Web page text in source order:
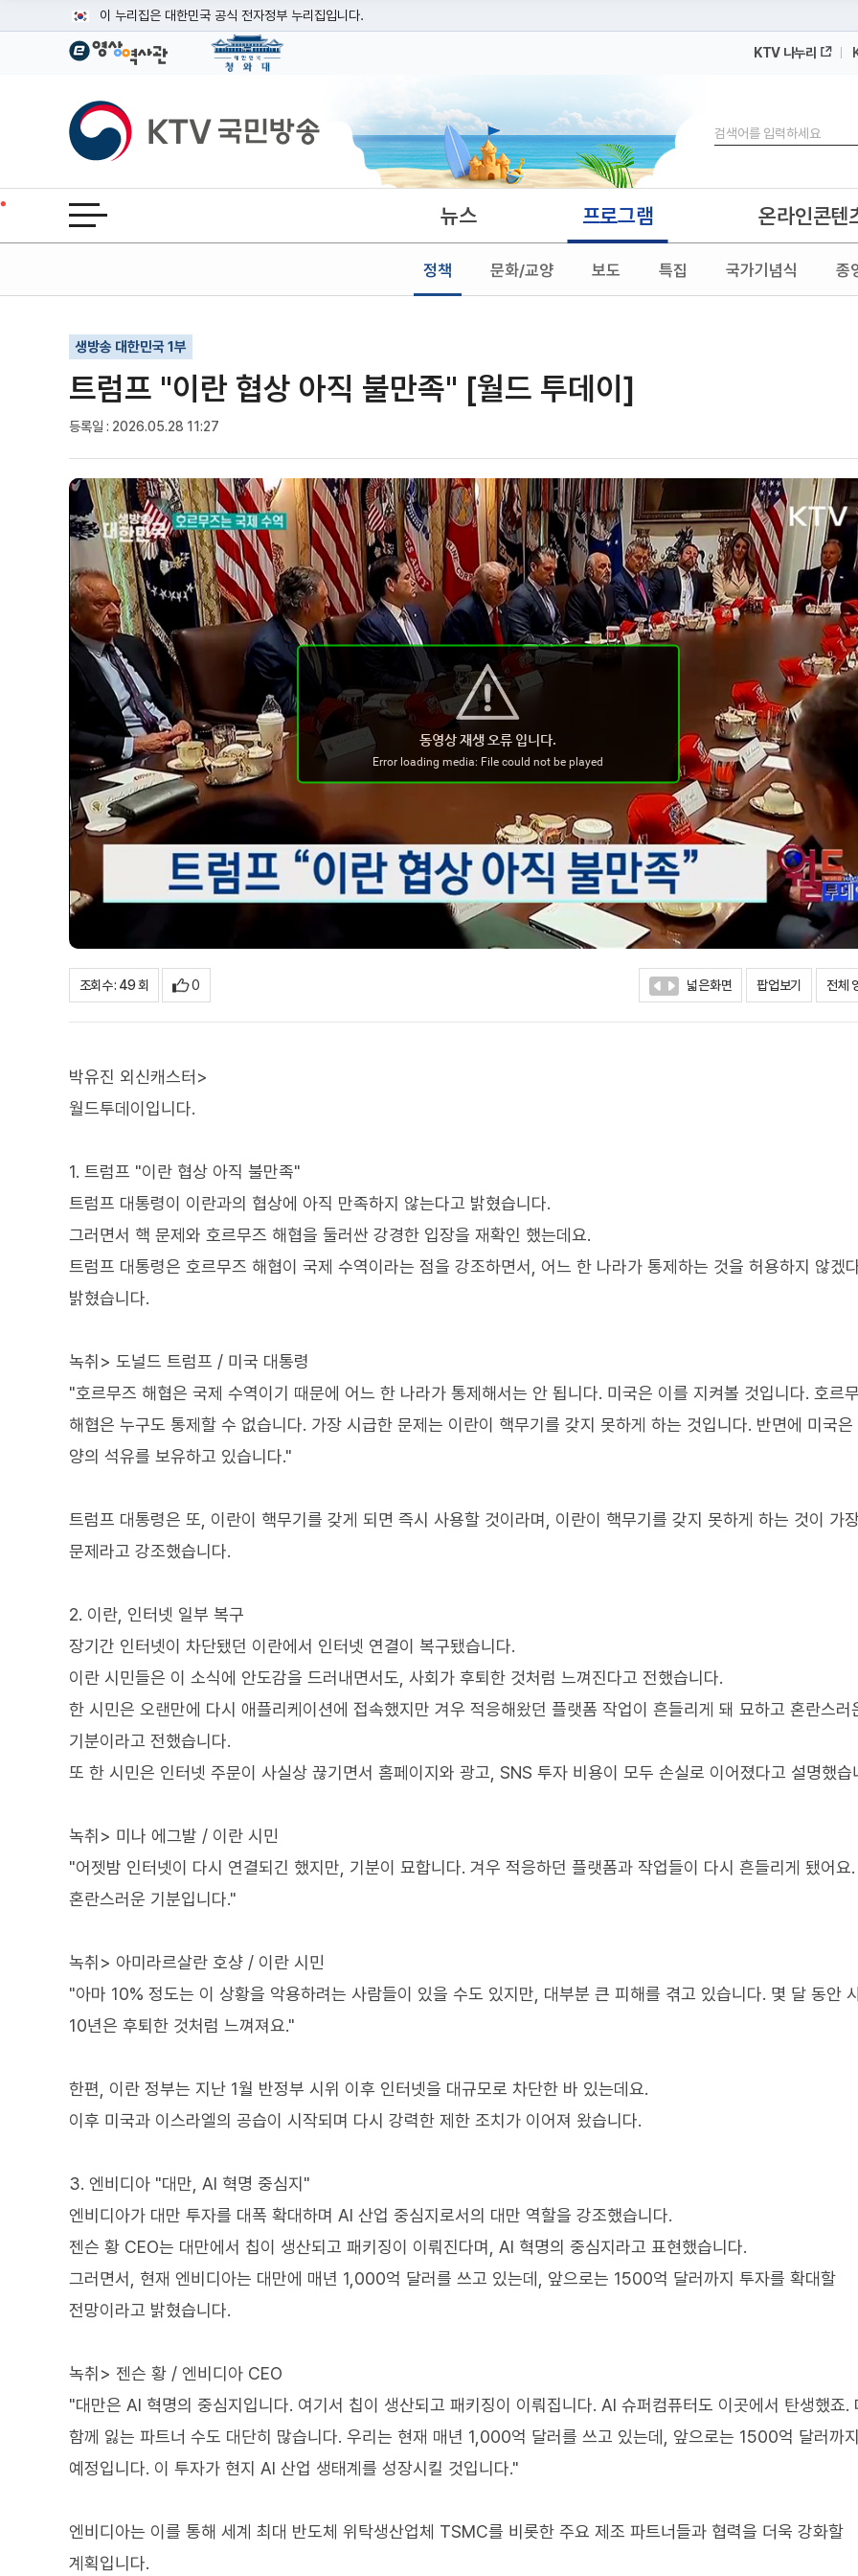
이 누리집은 대한민국 공식 전자정부 누리집입니다.
공식 누리집 주소 확인하기
이밖에 or.kr 또는 .kr등 다른 도메인 주소를 사용하고 있다면 아래 URL에서 도메인 주소를 확인해 보세요
운영중인 공식 누리집보기
KTV 나누리
KTV국민방송
검색
전체메뉴 열기 뉴스 프로그램
정책 문화/교양 보도 특집 국가기념식 종
온라인콘텐
생방송 대한민국 1부
트럼프 "이란 협상 아직 불만족" [월드 투데이]
등록일 : 2026.05.28 11:27
기사인쇄
글자확대
글자축소
조회수 : 49 회 0 넓은화면 팝업보기 전체
박유진 외신캐스터>
월드투데이입니다.
1. 트럼프 "이란 협상 아직 불만족"
트럼프 대통령이 이란과의 협상에 아직 만족하지 않는다고 밝혔습니다.
그러면서 핵 문제와 호르무즈 해협을 둘러싼 강경한 입장을 재확인 했는데요.
트럼프 대통령은 호르무즈 해협이 국제 수역이라는 점을 강조하면서, 어느 한 나라가 통제하는 것을 허용하지 않겠
밝혔습니다.
녹취> 도널드 트럼프 / 미국 대통령
"호르무즈 해협은 국제 수역이기 때문에 어느 한 나라가 통제해서는 안 됩니다. 미국은 이를 지켜볼 것입니다. 호르
해협은 누구도 통제할 수 없습니다. 가장 시급한 문제는 이란이 핵무기를 갖지 못하게 하는 것입니다. 반면에 미국은
양의 석유를 보유하고 있습니다."
트럼프 대통령은 또, 이란이 핵무기를 갖게 되면 즉시 사용할 것이라며, 이란이 핵무기를 갖지 못하게 하는 것이 가
문제라고 강조했습니다.
2. 이란, 인터넷 일부 복구
장기간 인터넷이 차단됐던 이란에서 인터넷 연결이 복구됐습니다.
이란 시민들은 이 소식에 안도감을 드러내면서도, 사회가 후퇴한 것처럼 느껴진다고 전했습니다.
한 시민은 오랜만에 다시 애플리케이션에 접속했지만 겨우 적응해왔던 플랫폼 작업이 흔들리게 돼 묘하고 혼란스러
기분이라고 전했습니다.
또 한 시민은 인터넷 주문이 사실상 끊기면서 홈페이지와 광고, SNS 투자 비용이 모두 손실로 이어졌다고 설명했습
녹취> 미나 에그발 / 이란 시민
"어젯밤 인터넷이 다시 연결되긴 했지만, 기분이 묘합니다. 겨우 적응하던 플랫폼과 작업들이 다시 흔들리게 됐어요.
혼란스러운 기분입니다."
녹취> 아미라르살란 호샹 / 이란 시민
"아마 10% 정도는 이 상황을 악용하려는 사람들이 있을 수도 있지만, 대부분 큰 피해를 겪고 있습니다. 몇 달 동안
10년은 후퇴한 것처럼 느껴져요."
한편, 이란 정부는 지난 1월 반정부 시위 이후 인터넷을 대규모로 차단한 바 있는데요.
이후 미국과 이스라엘의 공습이 시작되며 다시 강력한 제한 조치가 이어져 왔습니다.
3. 엔비디아 "대만, AI 혁명 중심지"
엔비디아가 대만 투자를 대폭 확대하며 AI 산업 중심지로서의 대만 역할을 강조했습니다.
젠슨 황 CEO는 대만에서 칩이 생산되고 패키징이 이뤄진다며, AI 혁명의 중심지라고 표현했습니다.
그러면서, 현재 엔비디아는 대만에 매년 1,000억 달러를 쓰고 있는데, 앞으로는 1500억 달러까지 투자를 확대할
전망이라고 밝혔습니다.
녹취> 젠슨 황 / 엔비디아 CEO
"대만은 AI 혁명의 중심지입니다. 여기서 칩이 생산되고 패키징이 이뤄집니다. AI 슈퍼컴퓨터도 이곳에서 탄생했죠.
함께 잃는 파트너 수도 대단히 많습니다. 우리는 현재 매년 1,000억 달러를 쓰고 있는데, 앞으로는 1500억 달러까
예정입니다. 이 투자가 현지 AI 산업 생태계를 성장시킬 것입니다."
엔비디아는 이를 통해 세계 최대 반도체 위탁생산업체 TSMC를 비롯한 주요 제조 파트너들과 협력을 더욱 강화할
계획입니다.